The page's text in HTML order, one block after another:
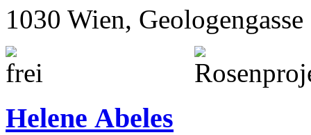
1030 Wien,
Helene Abeles